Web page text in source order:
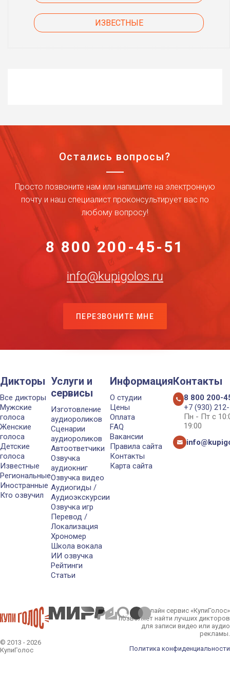
ИЗВЕСТНЫЕ
Остались вопросы?
Просто позвоните нам или напишите на электронную
почту и наш специалист проконсультирует вас по
любому вопросу!
8 800 200-45-51
info@kupigolos.ru
ПЕРЕЗВОНИТЕ МНЕ
Дикторы
Все дикторы
Мужские
голоса
Женские
голоса
Детские
голоса
Известные
Региональные
Иностранные
Кто озвучил
Услуги и
сервисы
Изготовление
аудиороликов
Сценарии
аудиороликов
Автоответчики
Озвучка
аудиокниг
Озвучка видео
Аудиогиды /
Аудиоэкскурсии
Озвучка игр
Перевод /
Локализация
Хрономер
Школа вокала
ИИ озвучка
Рейтинги
Статьи
Информация
О студии
Цены
Оплата
FAQ
Вакансии
Правила сайта
Контакты
Карта сайта
Контакты
8 800 200-
+7 (930)
Пн - Пт с
19:00
© 2013 - 2026
КупиГолос
Онлайн сервис «КупиГолос»
позволяет найти лучших дикторов
для записи видео или аудио
рекламы.
Политика конфиденциальности